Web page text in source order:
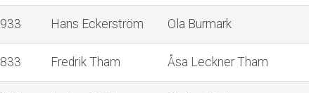
933 Hans Eckerström Ola Burmark
833 Fredrik Tham Åsa Leckner Tham